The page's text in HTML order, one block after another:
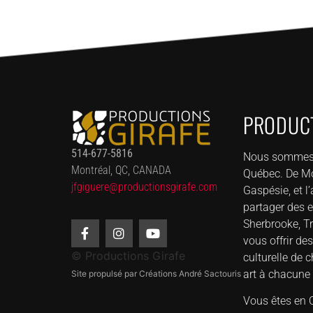
514-677-5816
Montréal, QC, CANADA
jfgiguere@productionsgirafe.com
© Productions Girafe
Site propulsé par Créations André Sactouris
Nous
Québec. De
Gaspésie, et
partager des
Sherbrooke,
vous offrir
culturelle de
art à chacune
Vous êtes en